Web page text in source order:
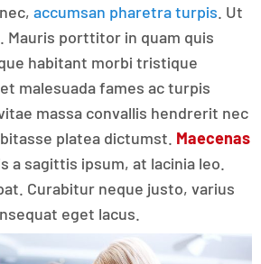
accumsan pharetra turpis . Ut
Mauris porttitor in quam quis
habitant morbi tristique
malesuada fames ac turpis
massa convallis hendrerit nec
platea dictumst. Maecenas
a sagittis ipsum, at lacinia leo.
Curabitur neque justo, varius
eget lacus.